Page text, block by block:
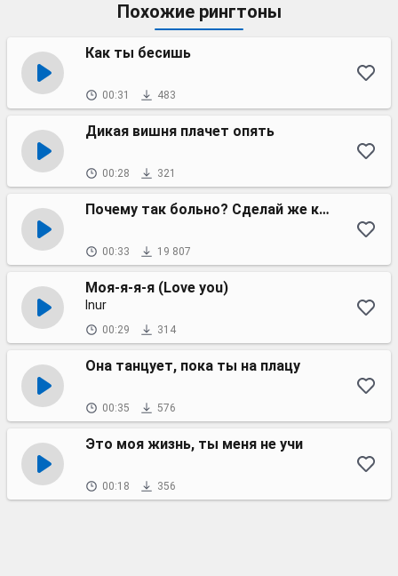
Похожие рингтоны
Как ты бесишь
00:31 483
Дикая вишня плачет опять
00:28 321
Почему так больно? Сделай же контрольный
00:33 19 807
Моя-я-я-я (Love you)
Inur
00:29 314
Она танцует, пока ты на плацу
00:35 576
Это моя жизнь, ты меня не учи
00:18 356